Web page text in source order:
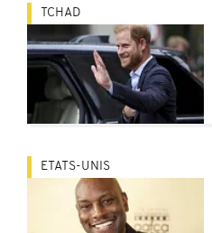
TCHAD
ETATS-UNIS